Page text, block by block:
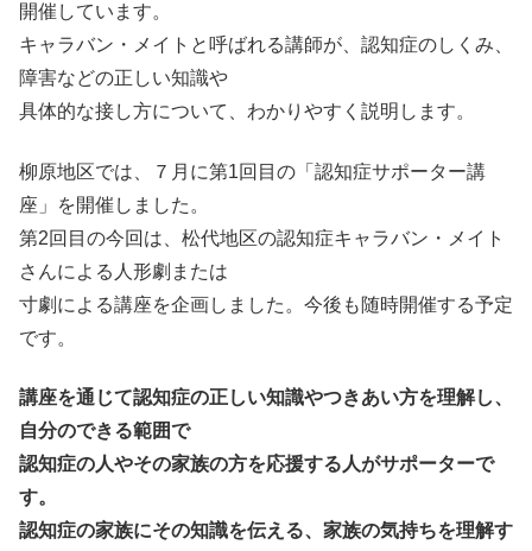
開催しています。
キャラバン・メイトと呼ばれる講師が、認知症のしくみ、
障害などの正しい知識や
具体的な接し方について、わかりやすく説明します。
柳原地区では、７月に第1回目の「認知症サポーター講
座」を開催しました。
第2回目の今回は、松代地区の認知症キャラバン・メイト
さんによる人形劇または
寸劇による講座を企画しました。今後も随時開催する予定
です。
講座を通じて認知症の正しい知識やつきあい方を理解し、
自分のできる範囲で
認知症の人やその家族の方を応援する人がサポーターで
す。
認知症の家族にその知識を伝える、家族の気持ちを理解す